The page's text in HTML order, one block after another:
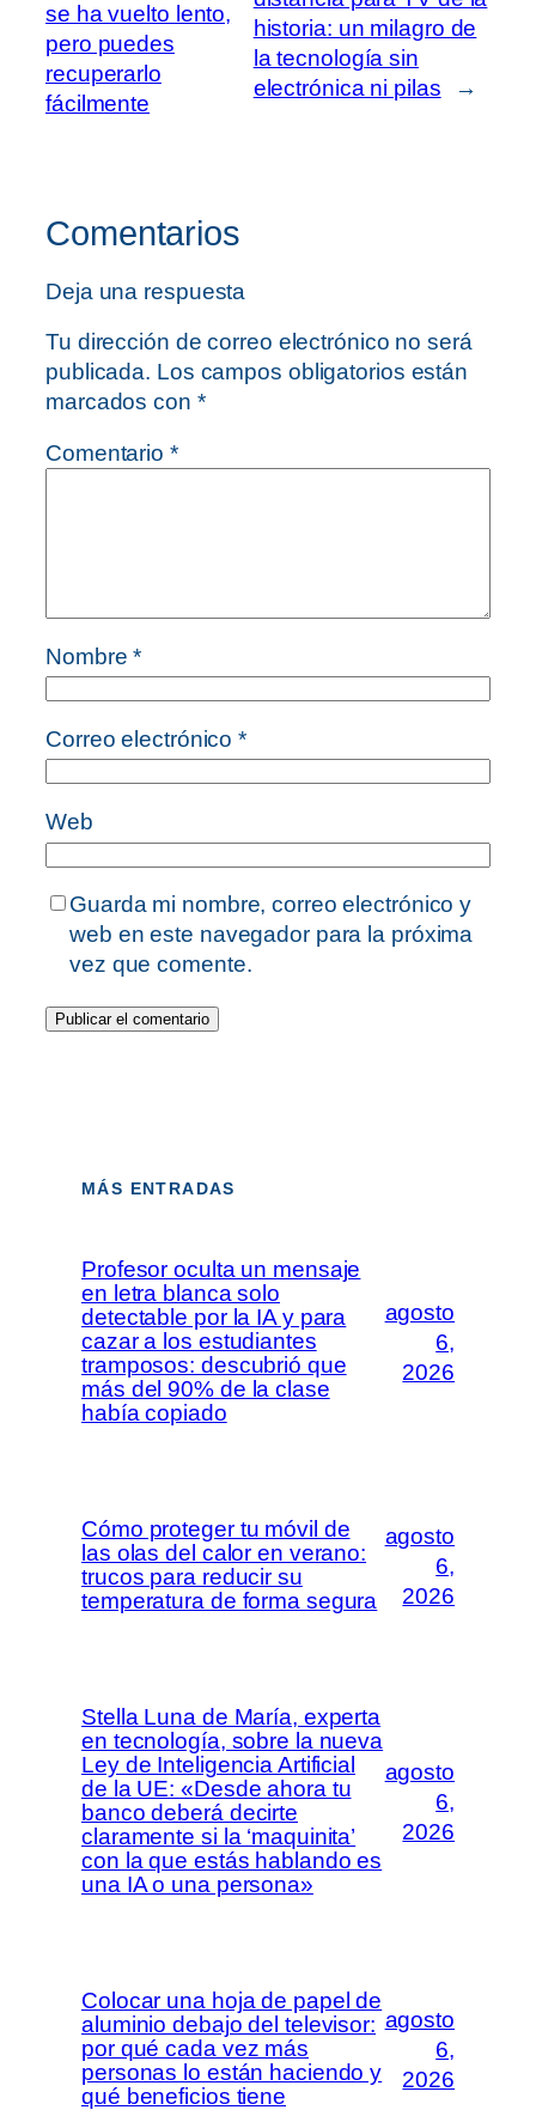
se ha vuelto lento,
pero puedes
recuperarlo
fácilmente
historia: un milagro de
la tecnología sin
electrónica ni pilas
→
Comentarios
Deja una respuesta
Tu dirección de correo electrónico no será
publicada. Los campos obligatorios están
marcados con *
Comentario *
Nombre*
Correo electrónico*
Web
Guarda mi nombre, correo electrónico y
web en este navegador para la próxima
vez que comente.
MÁS ENTRADAS
Profesor oculta un mensaje
en letra blanca solo
detectable por la IA y para
cazar a los estudiantes
tramposos: descubrió que
más del 90% de la clase
había copiado
agosto
6,
2026
Cómo proteger tu móvil de
las olas del calor en verano:
trucos para reducir su
temperatura de forma segura
agosto
6,
2026
Stella Luna de María, experta
en tecnología, sobre la nueva
Ley de Inteligencia Artificial
de la UE: «Desde ahora tu
banco deberá decirte
claramente si la ‘maquinita’
con la que estás hablando es
una IA o una persona»
agosto
6,
2026
Colocar una hoja de papel de
aluminio debajo del televisor:
por qué cada vez más
personas lo están haciendo y
qué beneficios tiene
agosto
6,
2026